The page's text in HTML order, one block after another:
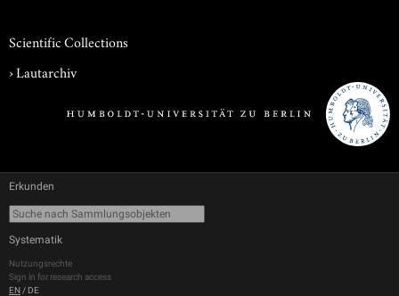
Scientific Collections
›Lautarchiv
Erkunden
Systematik
Nutzungsrechte
Sign in for research access
EN / DE